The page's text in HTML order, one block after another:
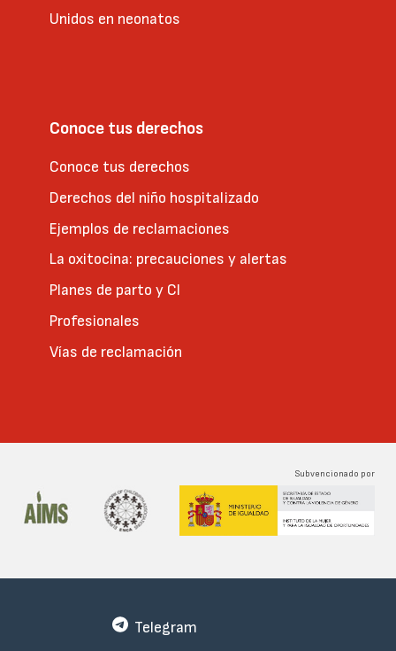
Unidos en neonatos
Conoce tus derechos
Conoce tus derechos
Derechos del niño hospitalizado
Ejemplos de reclamaciones
La oxitocina: precauciones y alertas
Planes de parto y CI
Profesionales
Vías de reclamación
Subvencionado por
Telegram